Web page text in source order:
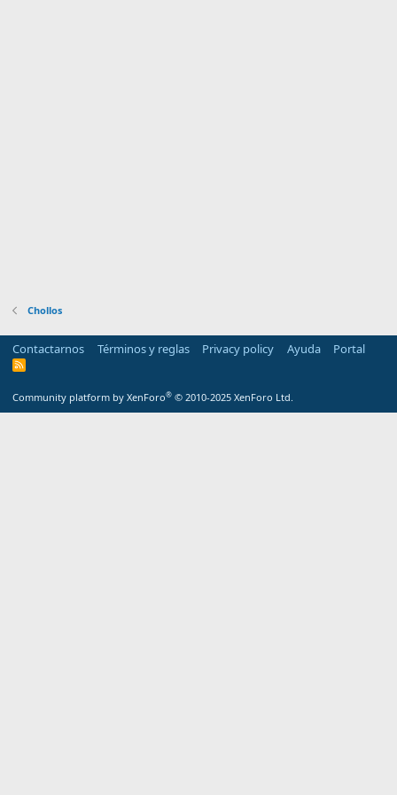
Chollos
Contactarnos Términos y reglas Privacy policy Ayuda Portal
R
Community platform by XenForo® © 2010-2025 XenForo Ltd.